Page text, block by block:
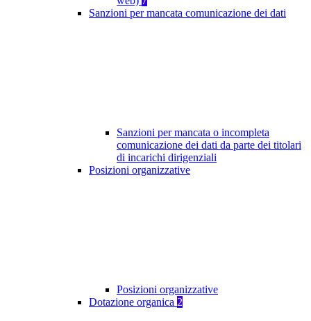
Sanzioni per mancata comunicazione dei dati
Sanzioni per mancata o incompleta
comunicazione dei dati da parte dei titolari
di incarichi dirigenziali
Posizioni organizzative
Posizioni organizzative
Dotazione organica 2